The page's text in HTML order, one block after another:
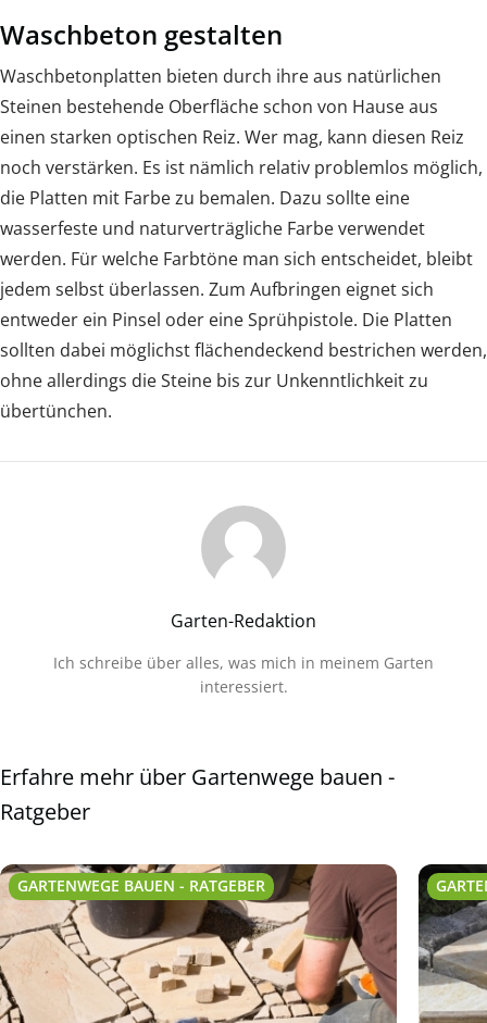
Waschbeton gestalten
Waschbetonplatten bieten durch ihre aus natürlichen
Steinen bestehende Oberfläche schon von Hause aus
einen starken optischen Reiz. Wer mag, kann diesen Reiz
noch verstärken. Es ist nämlich relativ problemlos möglich,
die Platten mit Farbe zu bemalen. Dazu sollte eine
wasserfeste und naturverträgliche Farbe verwendet
werden. Für welche Farbtöne man sich entscheidet, bleibt
jedem selbst überlassen. Zum Aufbringen eignet sich
entweder ein Pinsel oder eine Sprühpistole. Die Platten
sollten dabei möglichst flächendeckend bestrichen werden,
ohne allerdings die Steine bis zur Unkenntlichkeit zu
übertünchen.
Garten-Redaktion
Ich schreibe über alles, was mich in meinem Garten
interessiert.
Erfahre mehr über Gartenwege bauen -
Ratgeber
GARTENWEGE BAUEN - RATGEBER